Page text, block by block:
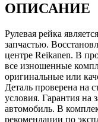
ОПИСАНИЕ
Рулевая рейка
запчастью.
центре Reikanen. В
все изношенные
оригинальные или
Деталь проверена на
условия. Гарантия на
автомобиль. В
рекомендации по